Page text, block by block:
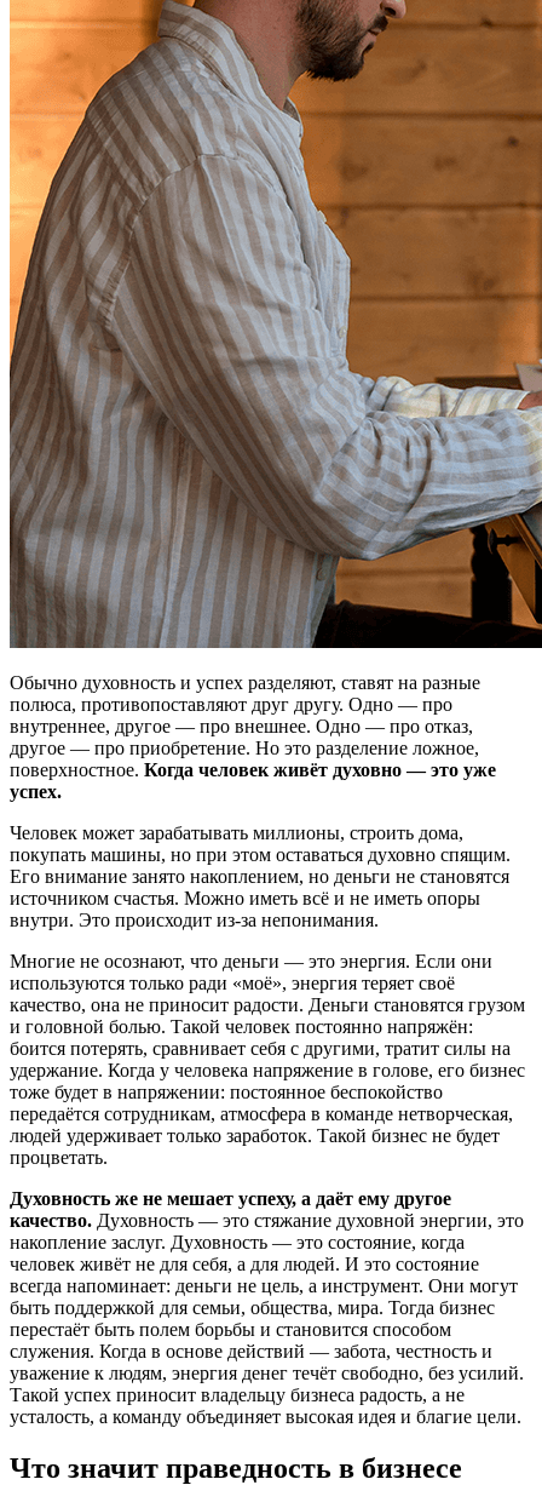
Обычно духовность и успех разделяют, ставят на разные
полюса, противопоставляют друг другу. Одно — про
внутреннее, другое — про внешнее. Одно — про отказ,
другое — про приобретение. Но это разделение ложное,
поверхностное. Когда человек живёт духовно — это уже
успех.
Человек может зарабатывать миллионы, строить дома,
покупать машины, но при этом оставаться духовно спящим.
Его внимание занято накоплением, но деньги не становятся
источником счастья. Можно иметь всё и не иметь опоры
внутри. Это происходит из-за непонимания.
Многие не осознают, что деньги — это энергия. Если они
используются только ради «моё», энергия теряет своё
качество, она не приносит радости. Деньги становятся грузом
и головной болью. Такой человек постоянно напряжён:
боится потерять, сравнивает себя с другими, тратит силы на
удержание. Когда у человека напряжение в голове, его бизнес
тоже будет в напряжении: постоянное беспокойство
передаётся сотрудникам, атмосфера в команде нетворческая,
людей удерживает только заработок. Такой бизнес не будет
процветать.
Духовность же не мешает успеху, а даёт ему другое
качество. Духовность — это стяжание духовной энергии, это
накопление заслуг. Духовность — это состояние, когда
человек живёт не для себя, а для людей. И это состояние
всегда напоминает: деньги не цель, а инструмент. Они могут
быть поддержкой для семьи, общества, мира. Тогда бизнес
перестаёт быть полем борьбы и становится способом
служения. Когда в основе действий — забота, честность и
уважение к людям, энергия денег течёт свободно, без усилий.
Такой успех приносит владельцу бизнеса радость, а не
усталость, а команду объединяет высокая идея и благие цели.
Что значит праведность в бизнесе